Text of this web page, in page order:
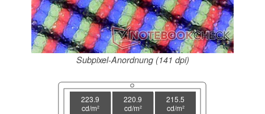
Subpixel-Anordnung (141 dpi)
223.9
cd/m²
220.9
cd/m²
215.5
cd/m²